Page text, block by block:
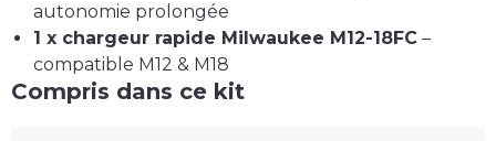
autonomie prolongée
1 x chargeur rapide Milwaukee M12-18FC –
compatible M12 & M18
Compris dans ce kit